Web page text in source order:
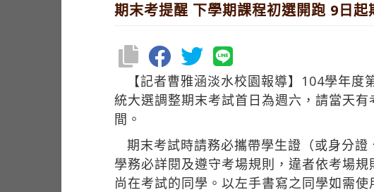
期末考提醒 下學期課程初選開跑 9日
【記者曹雅涵淡水校園報導】104學年
統大選調整期末考試首日為週六，請當天
間。
期末考試時請務必攜帶學生證（或身分
學務必詳閱及遵守考場規則，違者依考場
尚在考試的同學。以左手書寫之同學如需